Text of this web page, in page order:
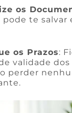
os
te salvar
os Prazos:
validade
perder